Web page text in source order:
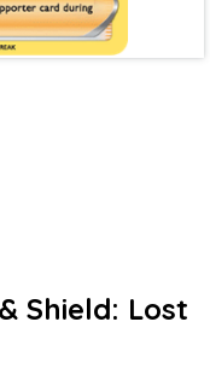
Shield: Lost